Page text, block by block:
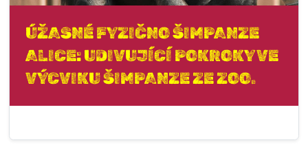
ÚŽASNÉ FYZIČNO ŠIMPANZE
ALICE: UDIVUJÍCÍ POKROKY VE
VÝCVIKU ŠIMPANZE ZE ZOO.